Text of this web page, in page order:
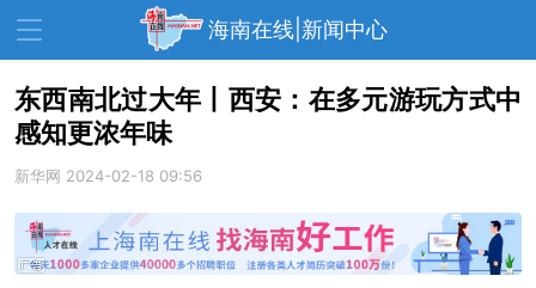
海南在线|新闻中心
资讯中心 热点
教育 健康 房产
东西南北过大年丨西安：在多元游玩方式中
感知更浓年味
新华网 2024-02-18 09:56